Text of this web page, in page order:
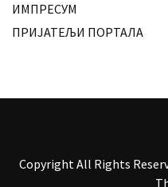
ИМПРЕСУМ
ПРИЈАТЕЉИ ПОРТАЛА
Copyright All Rights